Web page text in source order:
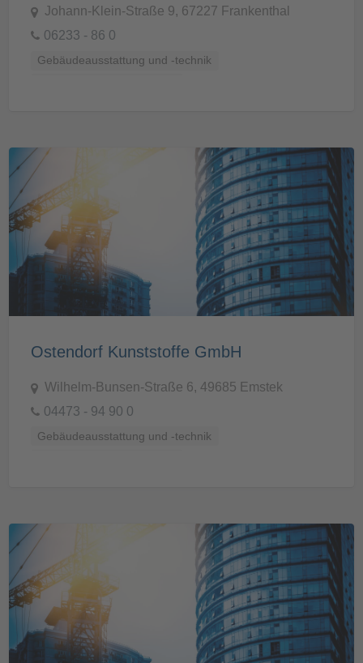
Johann-Klein-Straße 9, 67227 Frankenthal
06233 - 86 0
Gebäudeausstattung und -technik
Ostendorf Kunststoffe GmbH
Wilhelm-Bunsen-Straße 6, 49685 Emstek
04473 - 94 90 0
Gebäudeausstattung und -technik